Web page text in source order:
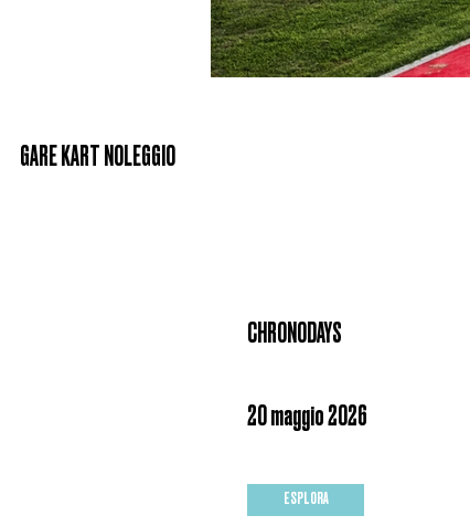
GARE KART NOLEGGIO
CHRONODAYS
20 maggio 2026
ESPLORA